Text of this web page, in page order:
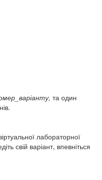
та один
лабораторної
свій варіант, впевніться